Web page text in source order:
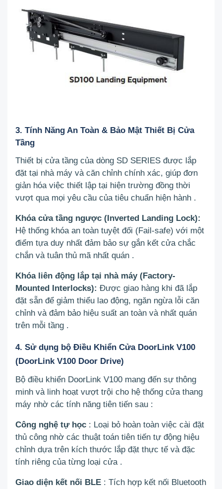
3. Tính Năng An Toàn & Bảo Mật Thiết Bị Cửa
Tầng
Thiết bị cửa tầng của dòng SD SERIES được lắp
đặt tại nhà máy và căn chỉnh chính xác, giúp đơn
giản hóa việc thiết lập tại hiện trường đồng thời
vượt qua mọi yêu cầu của tiêu chuẩn hiện hành .
Khóa cửa tầng ngược (Inverted Landing Lock):
Hệ thống khóa an toàn tuyệt đối (Fail-safe) với một
điểm tựa duy nhất đảm bảo sự gắn kết cửa chắc
chắn và tuân thủ mã nhất quán .
Khóa liên động lắp tại nhà máy (Factory-
Mounted Interlocks): Được giao hàng khi đã lắp
đặt sẵn để giảm thiểu lao động, ngăn ngừa lỗi căn
chỉnh và đảm bảo hiệu suất an toàn và nhất quán
trên mỗi tầng .
4. Sử dụng bộ Điều Khiển Cửa DoorLink V100
(DoorLink V100 Door Drive)
Bộ điều khiển DoorLink V100 mang đến sự thông
minh và linh hoạt vượt trội cho hệ thống cửa thang
máy nhờ các tính năng tiên tiến sau :
Công nghệ tự học : Loại bỏ hoàn toàn việc cài đặt
thủ công nhờ các thuật toán tiên tiến tự động hiệu
chỉnh dựa trên kích thước lắp đặt thực tế và đặc
tính riêng của từng loại cửa .
Giao diện kết nối BLE : Tích hợp kết nối Bluetooth